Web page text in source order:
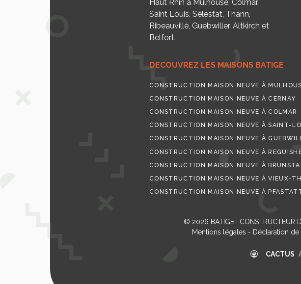
Haut Rhin à Mulhouse, Colmar,
Saint Louis, Sélestat, Thann,
Ribeauvillé, Guebwiller, Altkirch et
Belfort.
DECOUVREZ LES MAISONS BATIGE
CONSTRUCTION MAISON NEUVE À
CONSTRUCTION MAISON NEUVE À CERNAY
CONSTRUCTION MAISON NEUVE À COLMAR
CONSTRUCTION MAISON NEUVE À SAINT-
CONSTRUCTION MAISON NEUVE À
CONSTRUCTION MAISON NEUVE À
CONSTRUCTION MAISON NEUVE À
CONSTRUCTION MAISON NEUVE À VIEUX-
CONSTRUCTION MAISON NEUVE À
© 2026 BATIGE : CONSTRUCTEUR
Mentions légales - Déclaration
CACTUS